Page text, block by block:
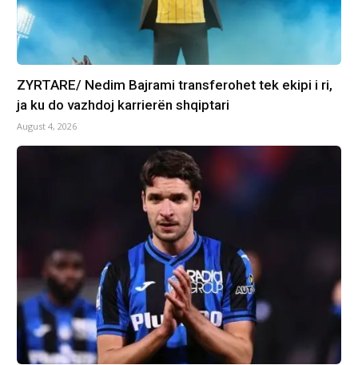
ZYRTARE/ Nedim Bajrami transferohet tek ekipi i ri,
ja ku do vazhdoj karrierën shqiptari
August 4, 2026